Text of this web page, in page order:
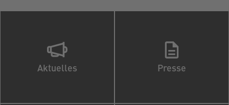
Aktuelles Presse